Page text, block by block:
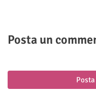
Posta un